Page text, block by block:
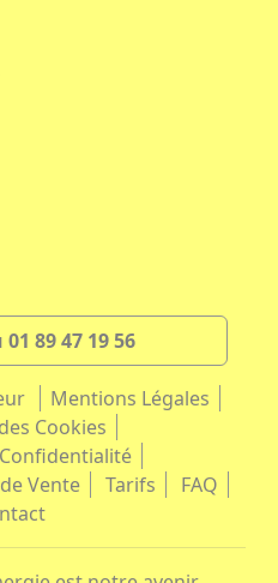
89 47 19 56
Mentions Légales
Cookies
Vente
Tarifs
FAQ